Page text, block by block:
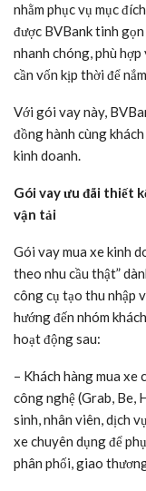
nhằm phục vụ mục
được BVBank tinh
nhanh chóng, phù
cần vốn kịp thời để
Với gói vay này,
đồng hành cùng
kinh doanh.
Gói vay ưu đãi thiết
vận tải
Gói vay mua xe kinh
theo nhu cầu thật”
công cụ tạo thu nhập
hướng đến nhóm
hoạt động sau:
– Khách hàng mua xe
công nghệ (Grab, Be,
sinh, nhân viên, dịch
xe chuyên dụng để
phân phối, giao